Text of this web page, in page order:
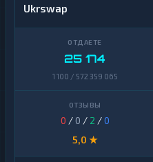
Ukrswap
25 174
1 100 / 572 359 065
0 / 0 / 2 /0
5,0 ★